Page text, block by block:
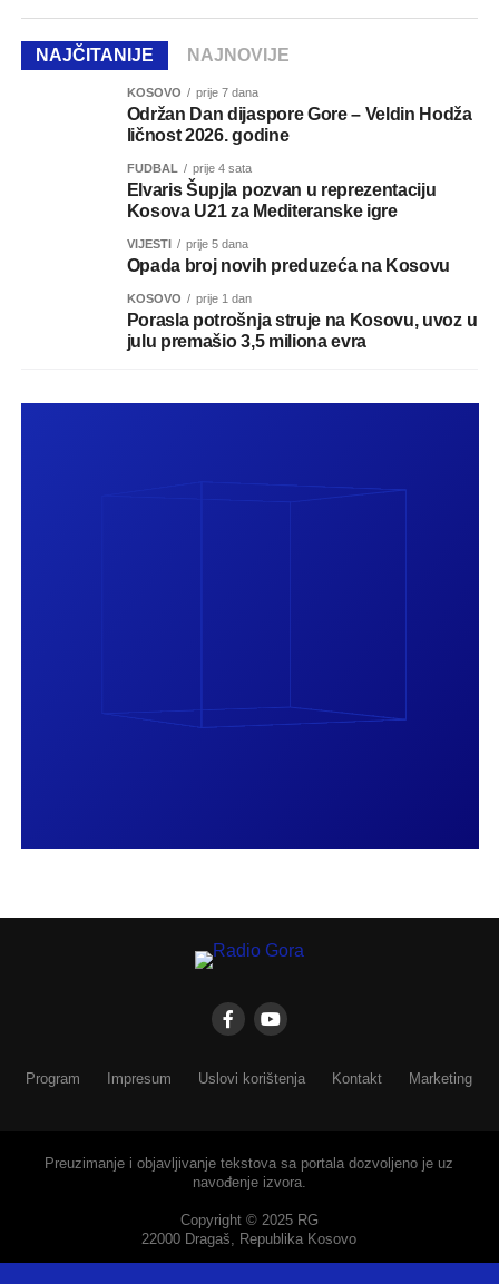
NAJČITANIJE NAJNOVIJE
KOSOVO prije 7 dana
Održan Dan dijaspore Gore – Veldin Hodža
ličnost 2026. godine
FUDBAL prije 4 sata
Elvaris Šupjla pozvan u reprezentaciju
Kosova U21 za Mediteranske igre
VIJESTI prije 5 dana
Opada broj novih preduzeća na Kosovu
KOSOVO prije 1 dan
Porasla potrošnja struje na Kosovu, uvoz u
julu premašio 3,5 miliona evra
Program Impresum Uslovi korištenja Kontakt Marketing
Preuzimanje i objavljivanje tekstova sa portala dozvoljeno je uz
navođenje izvora.
Copyright © 2025 RG
22000 Dragaš, Republika Kosovo